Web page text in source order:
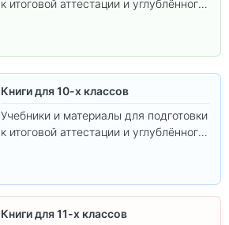
к итоговой аттестации и углублённого
Книги для 10-х классов
Учебники и материалы для подготовки
к итоговой аттестации и углублённого
Книги для 11-х классов